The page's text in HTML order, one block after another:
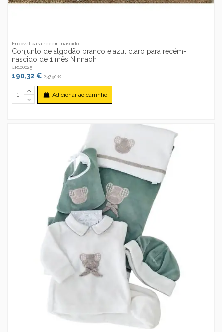
Enxoval para recém-nascido
Conjunto de algodão branco e azul claro para recém-
nascido de 1 mês Ninnaoh
CR100025
190,32 €237,90 €
Adicionar ao carrinho